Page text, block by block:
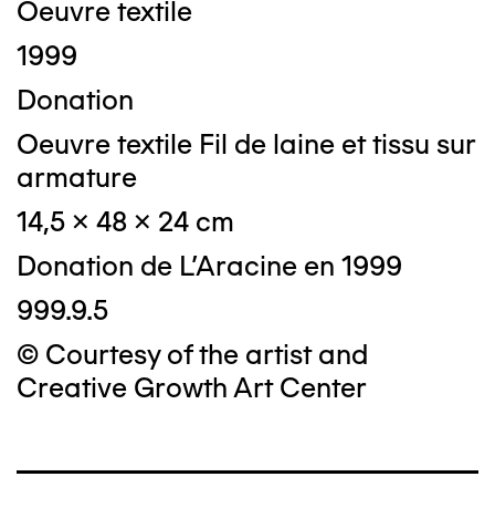
Oeuvre textile
1999
Donation
Oeuvre textile Fil de laine et tissu sur
armature
14,5 x 48 x 24 cm
Donation de L'Aracine en 1999
999.9.5
© Courtesy of the artist and
Creative Growth Art Center